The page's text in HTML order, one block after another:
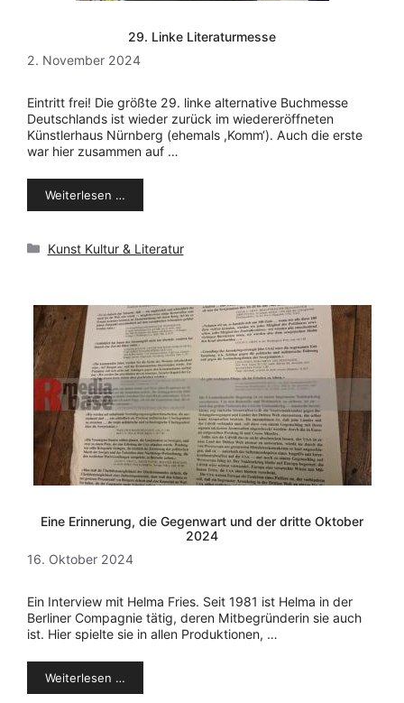
29. Linke Literaturmesse
2. November 2024
Eintritt frei! Die größte 29. linke alternative Buchmesse
Deutschlands ist wieder zurück im wiedereröffneten
Künstlerhaus Nürnberg (ehemals ,Komm‘). Auch die erste
war hier zusammen auf …
Weiterlesen …
Kategorien
Kunst Kultur & Literatur
Eine Erinnerung, die Gegenwart und der dritte Oktober
2024
16. Oktober 2024
Ein Interview mit Helma Fries. Seit 1981 ist Helma in der
Berliner Compagnie tätig, deren Mitbegründerin sie auch
ist. Hier spielte sie in allen Produktionen, …
Weiterlesen …